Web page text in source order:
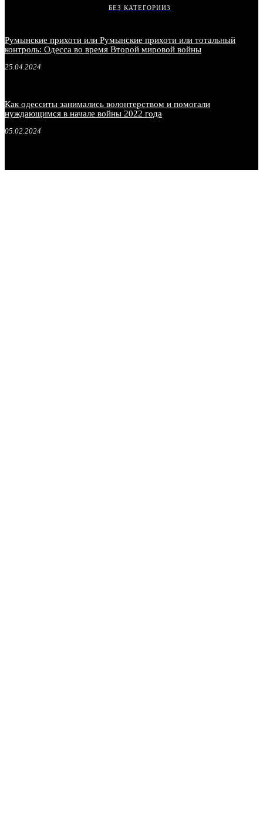
БЕЗ КАТЕГОРИИ3
Румынские прихоти или Румынские прихоти или тотальный
контроль: Одесса во время Второй мировой войны
25.04.2024
Как одесситы занимались волонтерством и помогали
нуждающимся в начале войны 2022 года
05.02.2024